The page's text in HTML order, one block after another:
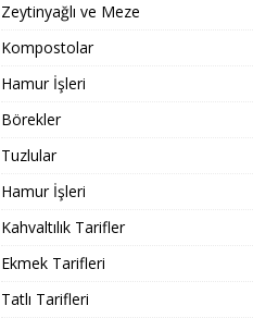
Zeytinyağlı ve Meze
Kompostolar
Hamur İşleri
Börekler
Tuzlular
Hamur İşleri
Kahvaltılık Tarifler
Ekmek Tarifleri
Tatlı Tarifleri